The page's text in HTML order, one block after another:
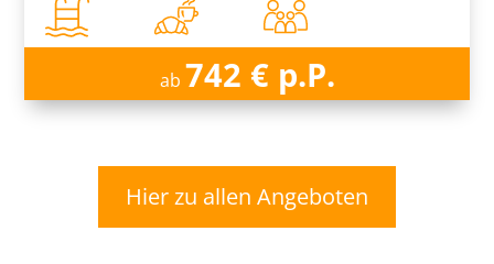
ab 742 € p.P.
Hier zu allen Angeboten